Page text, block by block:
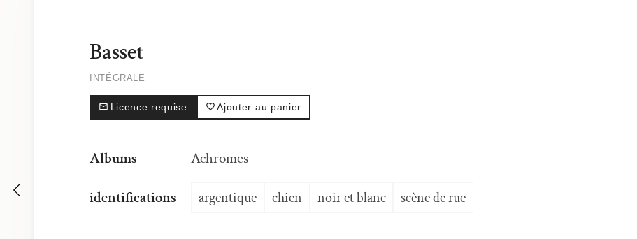
Basset
INTÉGRALE
Licence requise Ajouter au panier
Albums Achromes
identifications argentique chien noir et blanc scène de rue